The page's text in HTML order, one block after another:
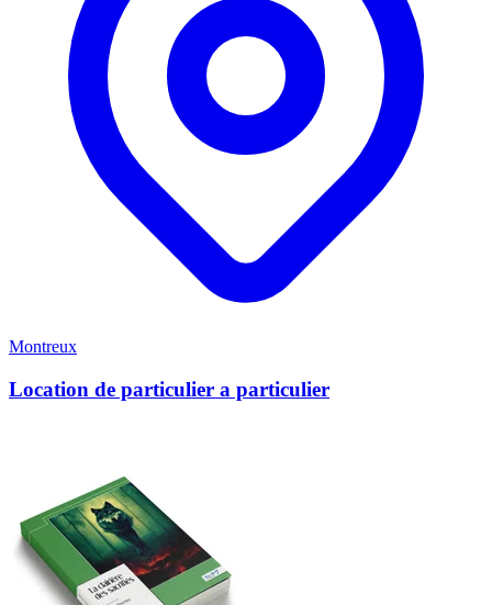
Montreux
Location de particulier a particulier